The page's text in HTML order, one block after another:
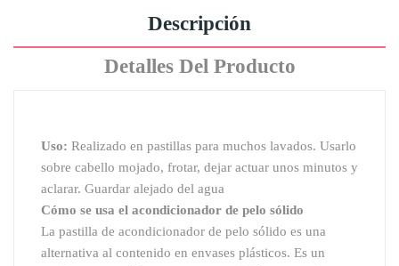
Descripción
Detalles Del Producto
Uso: Realizado en pastillas para muchos lavados. Usarlo
sobre cabello mojado, frotar, dejar actuar unos minutos y
aclarar. Guardar alejado del agua
Cómo se usa el acondicionador de pelo sólido
La pastilla de acondicionador de pelo sólido es una
alternativa al contenido en envases plásticos. Es un